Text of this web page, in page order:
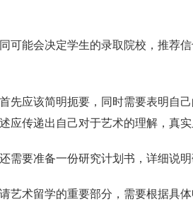
可能会决定学生的录取院校，推荐
先应该简明扼要，同时需要表明自
应传递出自己对于艺术的理解，真
需要准备一份研究计划书，详细说
艺术留学的重要部分，需要根据具